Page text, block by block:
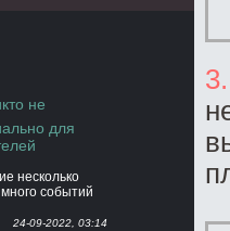
не
для
несколько
событий
24-09-2022, 03:14